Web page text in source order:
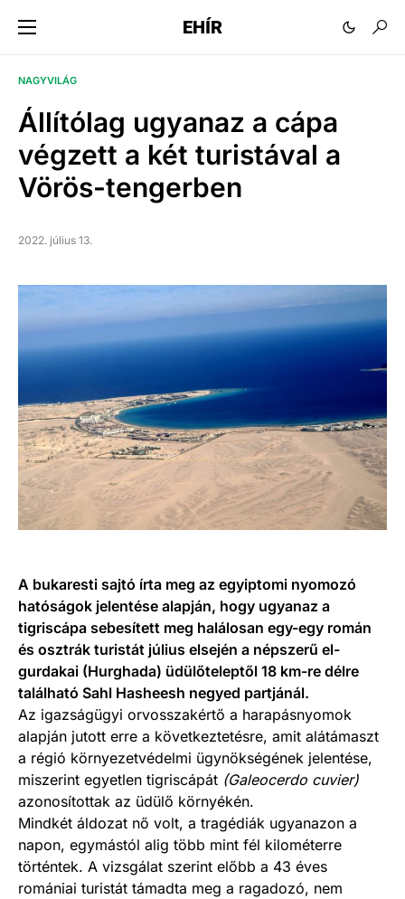
EHÍR
NAGYVILÁG
Állítólag ugyanaz a cápa
végzett a két turistával a
Vörös-tengerben
2022. július 13.
A bukaresti sajtó írta meg az egyiptomi nyomozó
hatóságok jelentése alapján, hogy ugyanaz a
tigriscápa sebesített meg halálosan egy-egy román
és osztrák turistát július elsején a népszerű el-
gurdakai (Hurghada) üdülőteleptől 18 km-re délre
található Sahl Hasheesh negyed partjánál.
Az igazságügyi orvosszakértő a harapásnyomok
alapján jutott erre a következtetésre, amit alátámaszt
a régió környezetvédelmi ügynökségének jelentése,
miszerint egyetlen tigriscápát (Galeocerdo cuvier)
azonosítottak az üdülő környékén.
Mindkét áldozat nő volt, a tragédiák ugyanazon a
napon, egymástól alig több mint fél kilométerre
történtek. A vizsgálat szerint előbb a 43 éves
romániai turistát támadta meg a ragadozó, nem